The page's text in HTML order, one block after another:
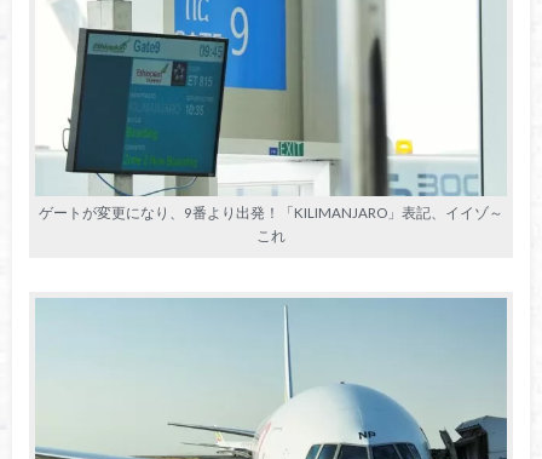
ゲートが変更になり、9番より出発！「KILIMANJARO」表記、イイゾ～
これ